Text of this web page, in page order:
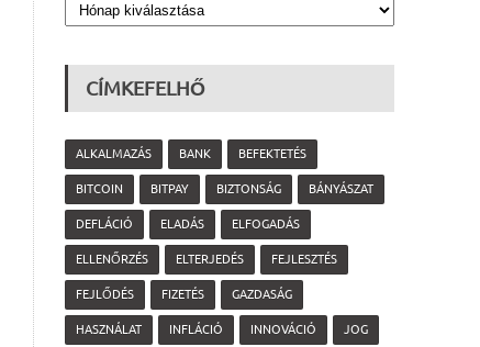
CÍMKEFELHŐ
ALKALMAZÁS BANK BEFEKTETÉS
BITCOIN BITPAY BIZTONSÁG BÁNYÁSZAT
DEFLÁCIÓ ELADÁS ELFOGADÁS
ELLENŐRZÉS ELTERJEDÉS FEJLESZTÉS
FEJLŐDÉS FIZETÉS GAZDASÁG
HASZNÁLAT INFLÁCIÓ INNOVÁCIÓ JOG